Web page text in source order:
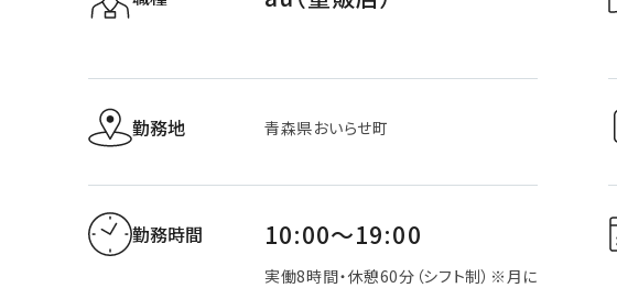
勤務地 青森県おいらせ町
勤務時間 10:00～19:00
実働8時間・休憩60分（シフト制）※月に